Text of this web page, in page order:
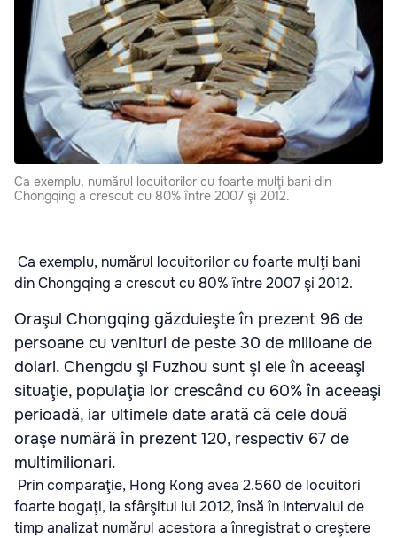
Ca exemplu, numărul locuitorilor cu foarte mulţi bani din
Chongqing a crescut cu 80% între 2007 şi 2012.
Ca exemplu, numărul locuitorilor cu foarte mulţi bani
din Chongqing a crescut cu 80% între 2007 şi 2012.
Oraşul Chongqing găzduieşte în prezent 96 de
persoane cu venituri de peste 30 de milioane de
dolari. Chengdu şi Fuzhou sunt şi ele în aceeaşi
situaţie, populaţia lor crescând cu 60% în aceeaşi
perioadă, iar ultimele date arată că cele două
oraşe numără în prezent 120, respectiv 67 de
multimilionari.
Prin comparaţie, Hong Kong avea 2.560 de locuitori
foarte bogaţi, la sfârşitul lui 2012, însă în intervalul de
timp analizat numărul acestora a înregistrat o creştere